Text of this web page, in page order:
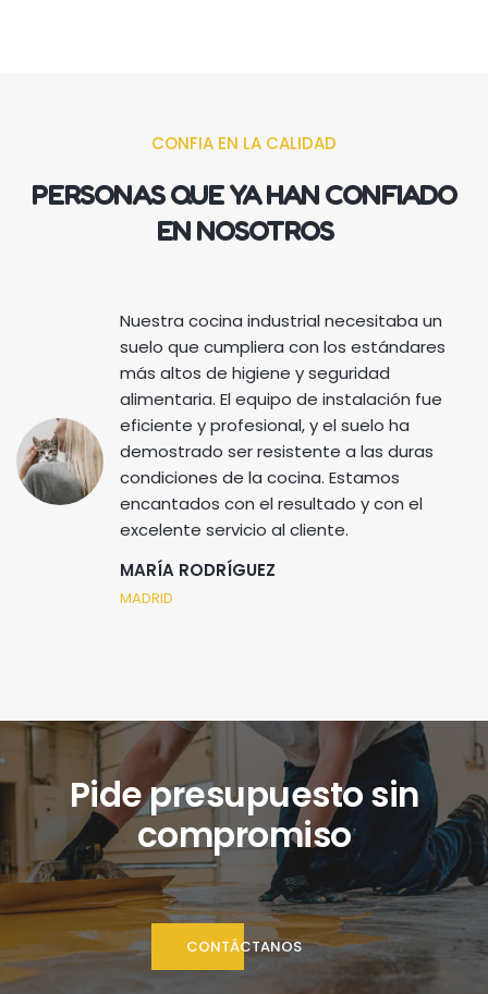
CONFIA EN LA CALIDAD
PERSONAS QUE YA HAN CONFIADO
EN NOSOTROS
Nuestra cocina industrial necesitaba un
suelo que cumpliera con los estándares
más altos de higiene y seguridad
alimentaria. El equipo de instalación fue
eficiente y profesional, y el suelo ha
demostrado ser resistente a las duras
condiciones de la cocina. Estamos
encantados con el resultado y con el
excelente servicio al cliente.
MARÍA RODRÍGUEZ
MADRID
Pide presupuesto sin
compromiso
CONTÁCTANOS